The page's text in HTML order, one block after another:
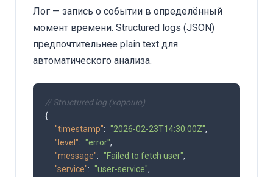
Лог — запись о событии в определённый
момент времени. Structured logs (JSON)
предпочтительнее plain text для
автоматического анализа.
// Structured log (хорошо)
{
"timestamp": "2026-02-23T14:30:00Z",
"level": "error",
"message": "Failed to fetch user",
"service": "user-service",